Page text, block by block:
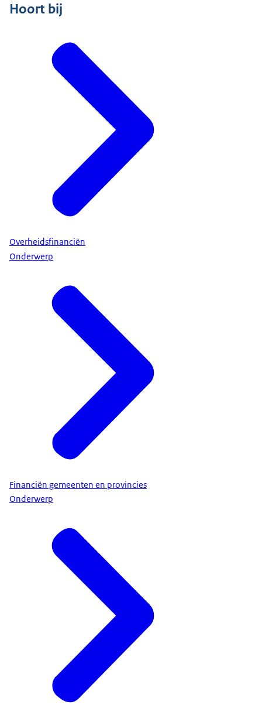
Hoort bij
Overheidsfinanciën
Onderwerp
Financiën gemeenten en provincies
Onderwerp